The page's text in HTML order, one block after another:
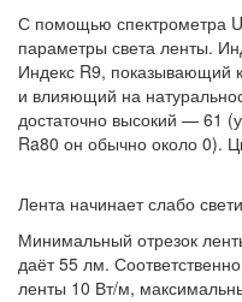
С помощью спектрометра
параметры света ленты.
Индекс R9, показывающий
и влияющий на
достаточно высокий — 61
Ra80 он обычно около 0).
Лента начинает слабо
Минимальный отрезок
даёт 55 лм.
ленты 10 Вт/м,